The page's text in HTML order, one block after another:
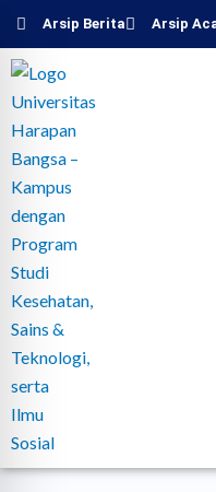
Lewati
konten
Arsip Berita Arsip